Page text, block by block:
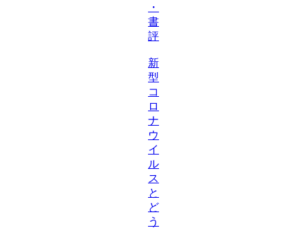
・
書
評
新
型
コ
ロ
ナ
ウ
イ
ル
ス
と
ど
う